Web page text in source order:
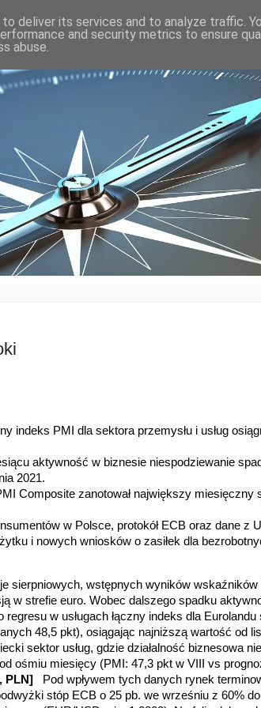
indeks PMI dla sektora przemysłu i usług
aktywność w biznesie niespodziewanie
2021.
Composite zanotował największy miesięczny
w Polsce, protokół ECB oraz dane z
i nowych wniosków o zasiłek dla
sierpniowych, wstępnych wyników wskaźników
w strefie euro. Wobec dalszego spadku
w usługach łączny indeks dla Eurolandu
48,5 pkt), osiągając najniższą wartość od
sektor usług, gdzie działalność biznesowa
ośmiu miesięcy (PMI: 47,3 pkt w VIII vs
PLN]
Pod wpływem tych danych rynek
stóp ECB o 25 pb. we wrześniu z 60%
deliver its services and to analyze traffic.
and security metrics to ensure
abuse.